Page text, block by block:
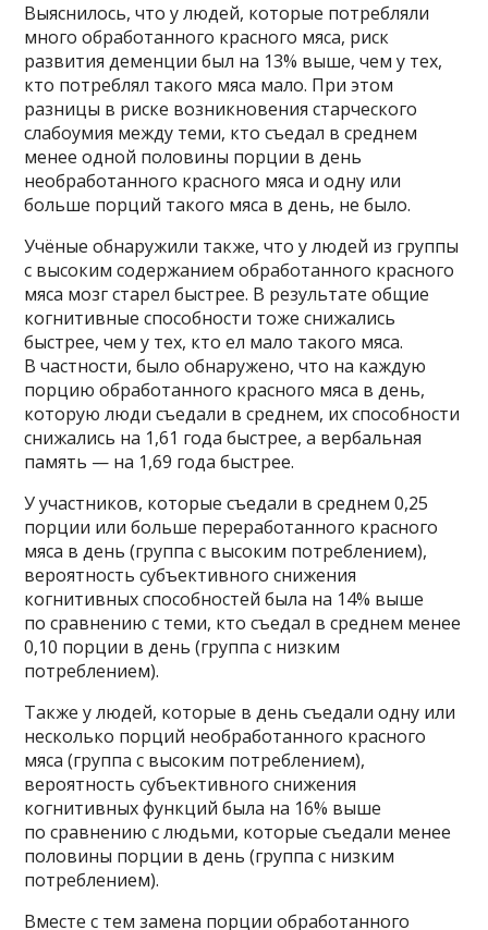
Выяснилось, что у людей, которые потребляли
много обработанного красного мяса, риск
развития деменции был на 13% выше, чем у тех,
кто потреблял такого мяса мало. При этом
разницы в риске возникновения старческого
слабоумия между теми, кто съедал в среднем
менее одной половины порции в день
необработанного красного мяса и одну или
больше порций такого мяса в день, не было.
Учёные обнаружили также, что у людей из группы
с высоким содержанием обработанного красного
мяса мозг старел быстрее. В результате общие
когнитивные способности тоже снижались
быстрее, чем у тех, кто ел мало такого мяса.
В частности, было обнаружено, что на каждую
порцию обработанного красного мяса в день,
которую люди съедали в среднем, их способности
снижались на 1,61 года быстрее, а вербальная
память — на 1,69 года быстрее.
У участников, которые съедали в среднем 0,25
порции или больше переработанного красного
мяса в день (группа с высоким потреблением),
вероятность субъективного снижения
когнитивных способностей была на 14% выше
по сравнению с теми, кто съедал в среднем менее
0,10 порции в день (группа с низким
потреблением).
Также у людей, которые в день съедали одну или
несколько порций необработанного красного
мяса (группа с высоким потреблением),
вероятность субъективного снижения
когнитивных функций была на 16% выше
по сравнению с людьми, которые съедали менее
половины порции в день (группа с низким
потреблением).
Вместе с тем замена порции обработанного